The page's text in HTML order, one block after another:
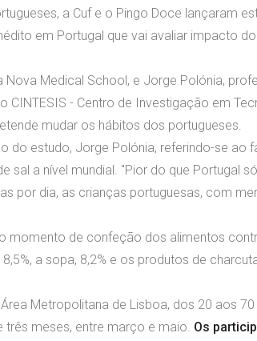
a Cuf e o Pingo Doce lançaram
em Portugal que vai avaliar impacto
Medical School, e Jorge Polónia,
CINTESIS - Centro de Investigação em
mudar os hábitos dos portugueses.
do estudo, Jorge Polónia, referindo-se ao
sal a nível mundial. "Pior do que Portugal
por dia, as crianças portuguesas, com
momento de confeção dos alimentos
a sopa, 8,2% e os produtos de
Metropolitana de Lisboa, dos 20 aos
meses, entre março e maio. Os